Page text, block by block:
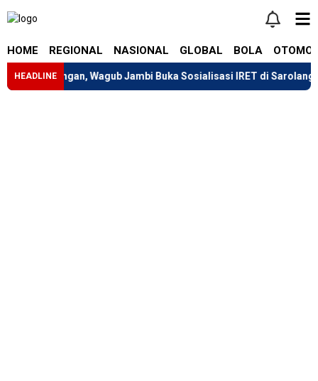
HOME REGIONAL NASIONAL GLOBAL BOLA
HEADLINE
Wagub Jambi Buka Sosialisasi IRET di Sarolangun